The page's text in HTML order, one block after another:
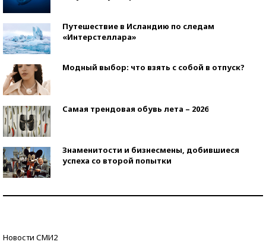
Путешествие в Исландию по следам
«Интерстеллара»
Модный выбор: что взять с собой в отпуск?
Самая трендовая обувь лета – 2026
Знаменитости и бизнесмены, добившиеся
успеха со второй попытки
Новости СМИ2